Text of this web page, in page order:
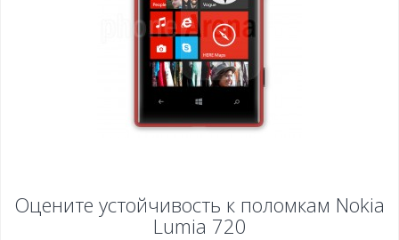
Оцените устойчивость к поломкам Nokia
Lumia 720